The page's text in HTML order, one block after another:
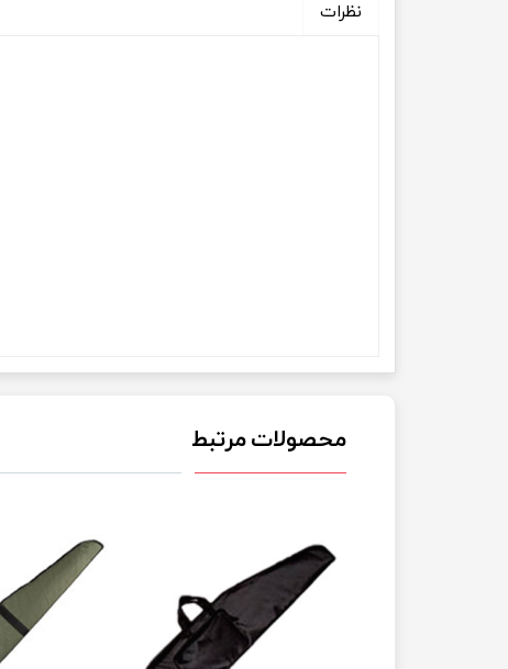
نظرات
محصولات مرتبط